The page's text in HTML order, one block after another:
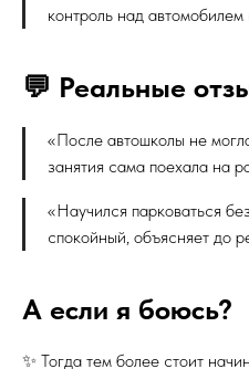
контроль над автомобилем
💬 Реальные
«После автошколы не
занятия сама поехала на
«Научился парковаться
спокойный, объясняет до
А если я боюсь?
✨ Тогда тем более стоит